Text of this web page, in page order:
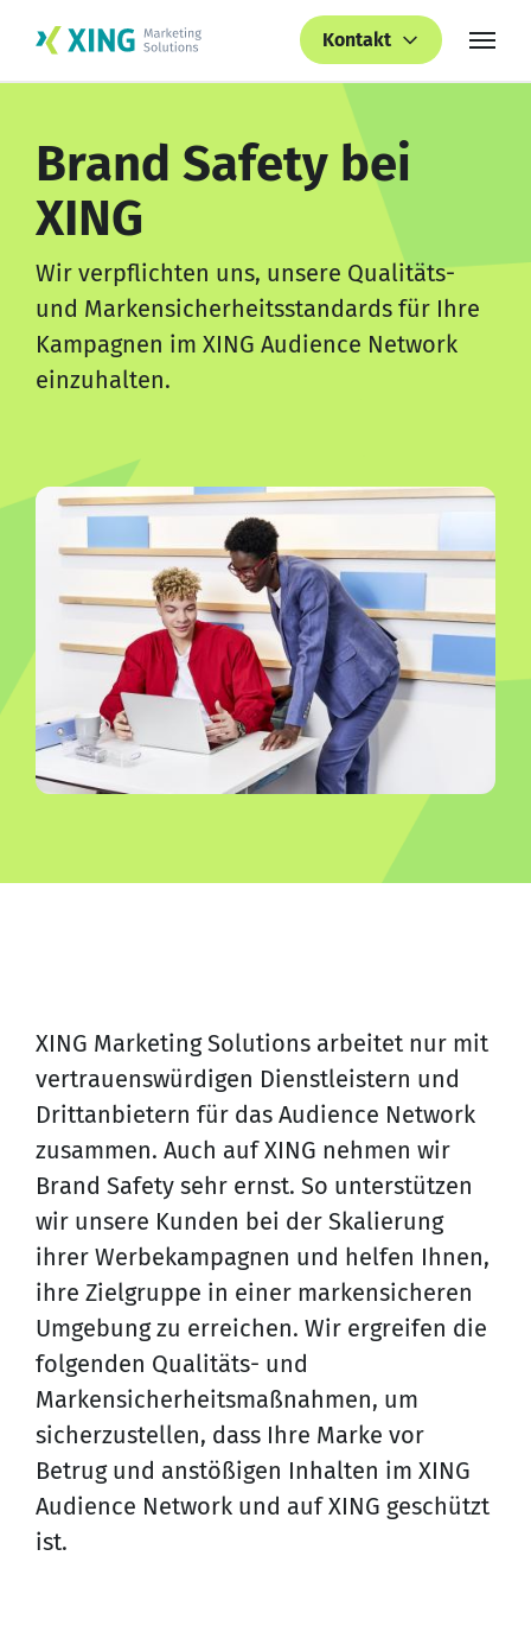
Kontakt
Brand Safety bei
XING
Wir verpflichten uns, unsere Qualitäts-
und Markensicherheitsstandards für Ihre
Kampagnen im XING Audience Network
einzuhalten.
XING Marketing Solutions arbeitet nur mit
vertrauenswürdigen Dienstleistern und
Drittanbietern für das Audience Network
zusammen. Auch auf XING nehmen wir
Brand Safety sehr ernst. So unterstützen
wir unsere Kunden bei der Skalierung
ihrer Werbekampagnen und helfen Ihnen,
ihre Zielgruppe in einer markensicheren
Umgebung zu erreichen. Wir ergreifen die
folgenden Qualitäts- und
Markensicherheitsmaßnahmen, um
sicherzustellen, dass Ihre Marke vor
Betrug und anstößigen Inhalten im XING
Audience Network und auf XING geschützt
ist.